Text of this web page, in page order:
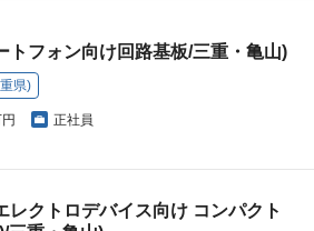
トフォン向け回路基板/三重・亀山)
県)
正社員
レクトロデバイス向け コンパクト